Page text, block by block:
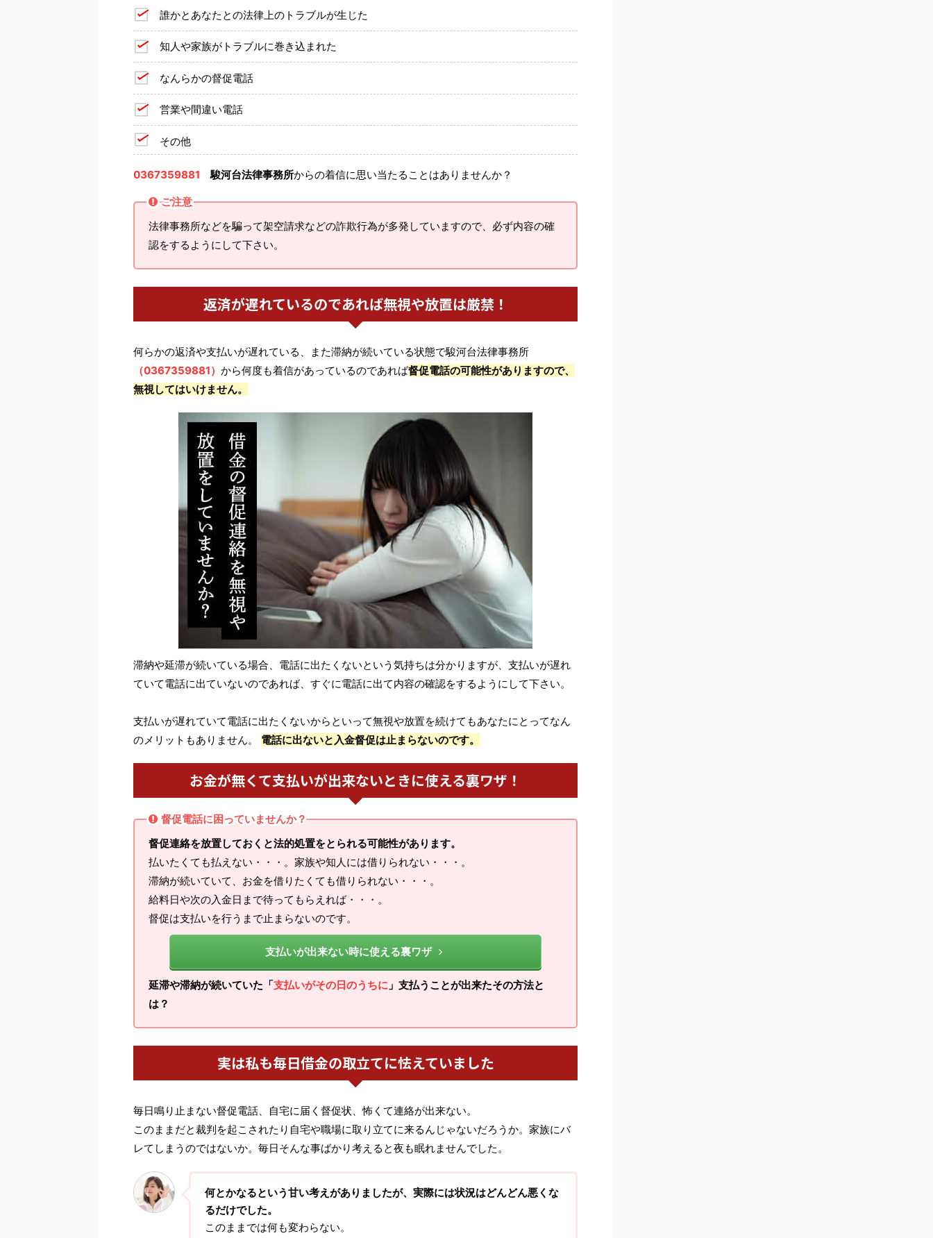
誰かとあなたとの法律上のトラブルが生じた
知人や家族がトラブルに巻き込まれた
なんらかの督促電話
営業や間違い電話
その他
0367359881 駿河台法律事務所からの着信に思い当たることはありませんか？
ご注意
法律事務所などを騙って架空請求などの詐欺行為が多発していますので、必ず内容の確
認をするようにして下さい。
返済が遅れているのであれば無視や放置は厳禁！
何らかの返済や支払いが遅れている、また滞納が続いている状態で駿河台法律事務所
（0367359881） から何度も着信があっているのであれば督促電話の可能性がありますので、
無視してはいけません。
滞納や延滞が続いている場合、電話に出たくないという気持ちは分かりますが、支払いが遅れ
ていて電話に出ていないのであれば、すぐに電話に出て内容の確認をするようにして下さい。
支払いが遅れていて電話に出たくないからといって無視や放置を続けてもあなたにとってなん
のメリットもありません。 電話に出ないと入金督促は止まらないのです。
お金が無くて支払いが出来ないときに使える裏ワザ！
督促電話に困っていませんか？
督促連絡を放置しておくと法的処置をとられる可能性があります。
払いたくても払えない・・・。家族や知人には借りられない・・・。
滞納が続いていて、お金を借りたくても借りられない・・・。
給料日や次の入金日まで待ってもらえれば・・・。
督促は支払いを行うまで止まらないのです。
支払いが出来ない時に使える裏ワザ
延滞や滞納が続いていた「支払いがその日のうちに 」支払うことが出来たその方法と
は？
実は私も毎日借金の取立てに怯えていました
毎日鳴り止まない督促電話、自宅に届く督促状、怖くて連絡が出来ない。
このままだと裁判を起こされたり自宅や職場に取り立てに来るんじゃないだろうか。家族にバ
レてしまうのではないか。毎日そんな事ばかり考えると夜も眠れませんでした。
何とかなるという甘い考えがありましたが、実際には状況はどんどん悪くな
るだけでした。
このままでは何も変わらない。